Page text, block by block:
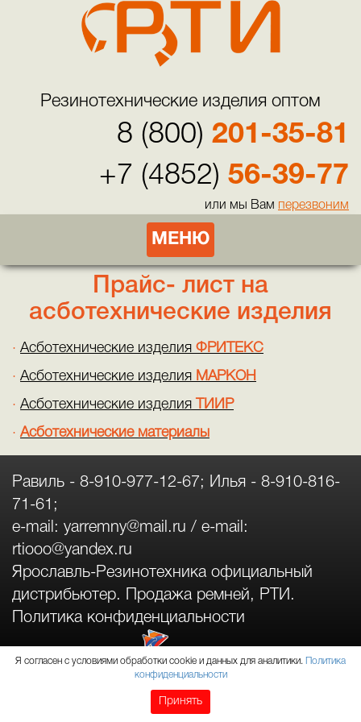
Я согласен с условиями обработки cookie и данных для аналитики.
Политика
конфиденциальности
Принять
Резинотехнические изделия оптом
8 (800) 201-35-81
+7 (4852) 56-39-77
или мы Вам перезвоним
МЕНЮ
Прайс- лист на
асботехнические изделия
Асботехнические изделия ФРИТЕКС
Асботехнические изделия МАРКОН
Асботехнические изделия ТИИР
Асботехнические материалы
Равиль - 8-910-977-12-67 ; Илья - 8-910-816-
71-61 ;
e-mail: yarremny@mail.ru / e-mail:
rtiooo@yandex.ru
Ярославль-Резинотехника официальный
дистрибьютер. Продажа ремней, РТИ.
Политика конфиденциальности